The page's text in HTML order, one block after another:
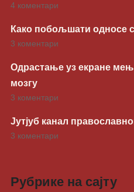
4 коментари
Како побољшати односе
3 коментари
Одрастање уз екране
мозгу
3 коментари
Јутјуб канал
3 коментари
Рубрике на сајту